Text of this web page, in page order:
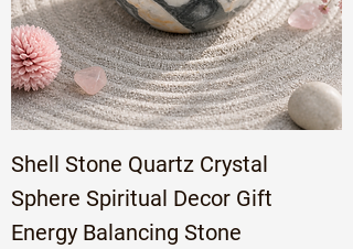
Shell Stone Quartz Crystal
Sphere Spiritual Decor Gift
Energy Balancing Stone